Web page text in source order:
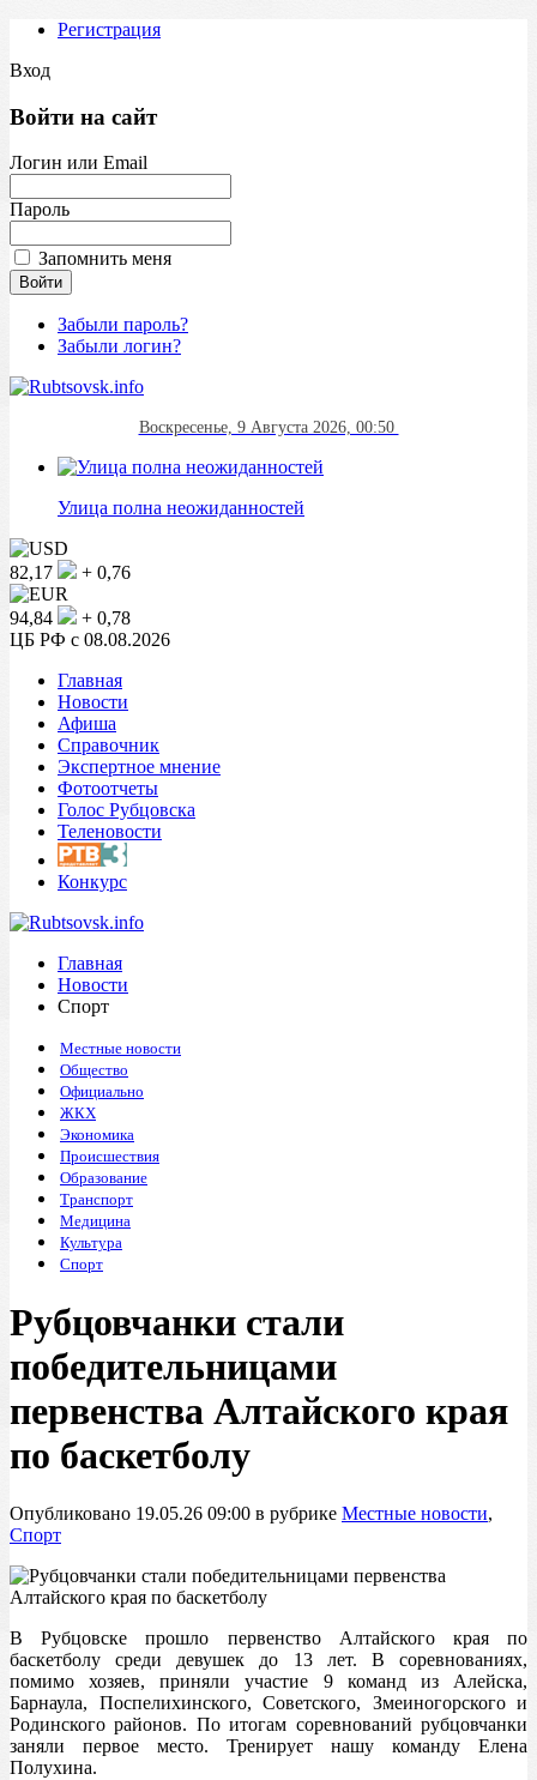
Регистрация
Вход
Войти на сайт
Логин или Email
Пароль
Запомнить меня
Забыли пароль?
Забыли логин?
Воскресенье, 9 Августа 2026, 00:50
Улица полна неожиданностей
82,17 + 0,76
94,84
+ 0,78
ЦБ РФ c 08.08.2026
Главная
Новости
Афиша
Справочник
Экспертное мнение
Фотоотчеты
Голос Рубцовска
Теленовости
Конкурс
Главная
Новости
Спорт
Местные новости
Общество
Официально
ЖКХ
Экономика
Происшествия
Образование
Транспорт
Медицина
Культура
Спорт
Рубцовчанки стали
победительницами
первенства Алтайского края
по баскетболу
Опубликовано 19.05.26 09:00 в рубрике Местные новости,
Спорт
В Рубцовске прошло первенство Алтайского края по
баскетболу среди девушек до 13 лет. В соревнованиях,
помимо хозяев, приняли участие 9 команд из Алейска,
Барнаула, Поспелихинского, Советского, Змеиногорского и
Родинского районов. По итогам соревнований рубцовчанки
заняли первое место. Тренирует нашу команду Елена
Полухина.